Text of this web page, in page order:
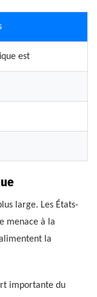
est
large. Les États-
menace à la
la
importante du